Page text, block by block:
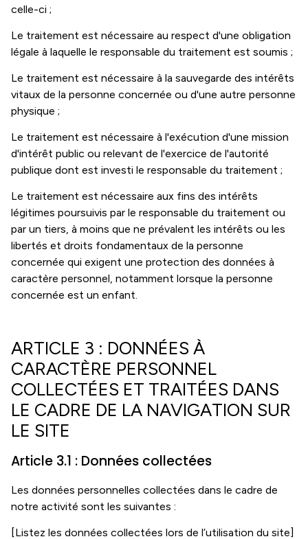
celle-ci ;
Le traitement est nécessaire au respect d'une obligation
légale à laquelle le responsable du traitement est soumis ;
Le traitement est nécessaire à la sauvegarde des intérêts
vitaux de la personne concernée ou d'une autre personne
physique ;
Le traitement est nécessaire à l'exécution d'une mission
d'intérêt public ou relevant de l'exercice de l'autorité
publique dont est investi le responsable du traitement ;
Le traitement est nécessaire aux fins des intérêts
légitimes poursuivis par le responsable du traitement ou
par un tiers, à moins que ne prévalent les intérêts ou les
libertés et droits fondamentaux de la personne
concernée qui exigent une protection des données à
caractère personnel, notamment lorsque la personne
concernée est un enfant.
ARTICLE 3 : DONNÉES À
CARACTÈRE PERSONNEL
COLLECTÉES ET TRAITÉES DANS
LE CADRE DE LA NAVIGATION SUR
LE SITE
Article 3.1 : Données collectées
Les données personnelles collectées dans le cadre de
notre activité sont les suivantes :
[Listez les données collectées lors de l’utilisation du site]